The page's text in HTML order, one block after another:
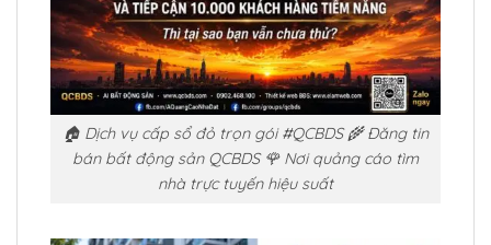
🏠 Dịch vụ cấp sổ đỏ trọn gói #QCBDS 🌾 Đăng tin
bán bất động sản QCBDS 🌹 Nơi quảng cáo tìm
nhà trực tuyến hiệu suất